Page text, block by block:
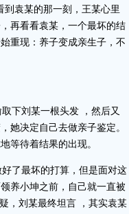
袁某的那一刻，王某心里
再看看袁某，一个最坏的结
重现：养子变成亲生子，不
下刘某一根头发 ，然后又
她决定自己去做亲子鉴定。
等待着结果的出现。
了最坏的打算，但是面对这
养小坤之前，自己就一直被
，刘某最终坦言 ，其实袁某